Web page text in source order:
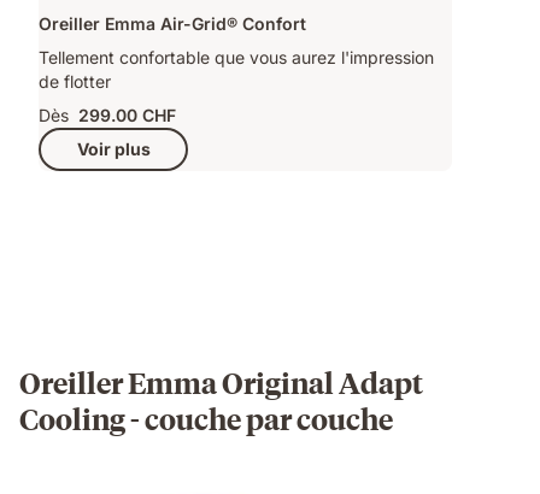
Oreiller Emma Air-Grid® Confort
Tellement confortable que vous aurez l'impression
de flotter
Dès 299.00 CHF
Voir plus
Oreiller Emma Original Adapt
Cooling - couche par couche